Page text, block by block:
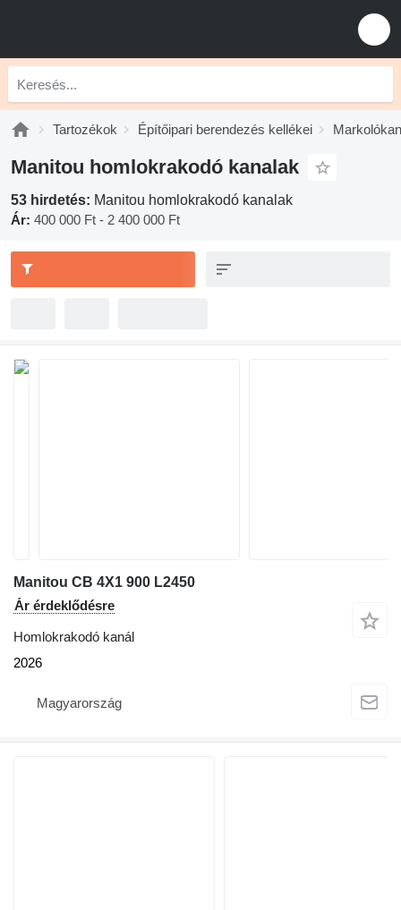
Tartozékok Építőipari berendezés kellékei
Manitou homlokrakodó kanalak
53 hirdetés: Manitou homlokrakodó kanalak
Ár: 400 000 Ft - 2 400 000 Ft
Manitou CB 4X1 900 L2450
Ár érdeklődésre
Homlokrakodó kanál
2026
Magyarország